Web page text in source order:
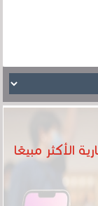
الأكثر مبيعًا